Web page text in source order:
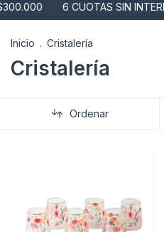
6 CUOTAS SIN
Inicio . Cristalería
Cristalería
Ordenar